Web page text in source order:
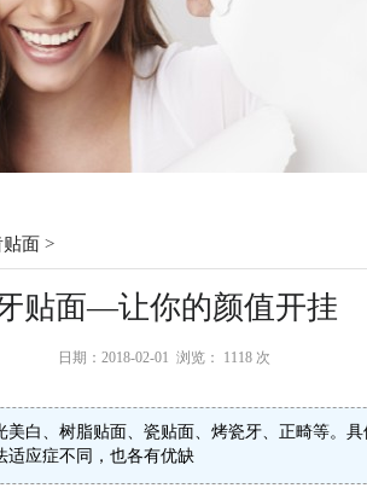
贴面 >
贴面—让你的颜值开挂
日期：2018-02-01 浏览： 1118 次
白、树脂贴面、瓷贴面、烤瓷牙、正畸等。
适应症不同，也各有优缺